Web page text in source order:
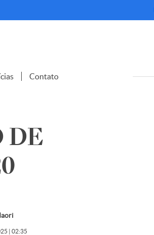
Contato
DE
| 02:35